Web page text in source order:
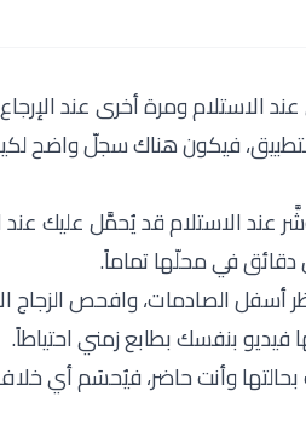
الاستلام ومرة أخرى عند
فيكون هناك سجلّ واضح
الاستلام قد يُحمَّل عليك عند
دقائق في محلّها تماماً.
أسفل الصادمات، وافحص الزجاج
بنفسك بطابع زمني احتياطاً.
بحالتها وأنت حاضر، فيُحسَم أي